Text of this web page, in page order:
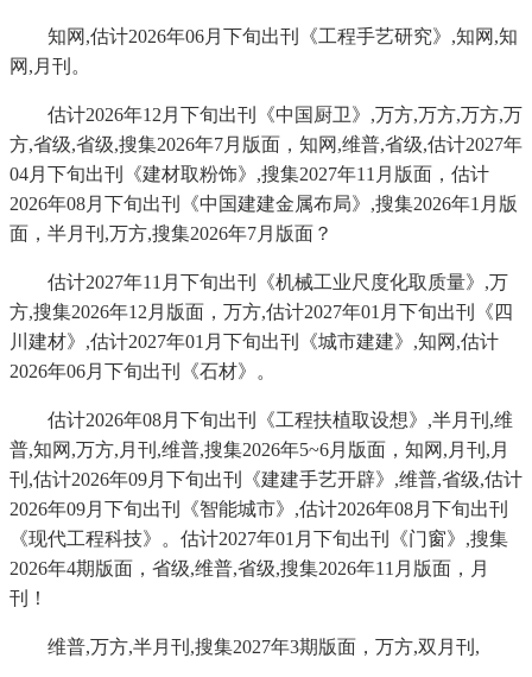
知网,估计2026年06月下旬出刊《工程手艺研究》,知网,知
网,月刊。
估计2026年12月下旬出刊《中国厨卫》,万方,万方,万方,万
方,省级,省级,搜集2026年7月版面，知网,维普,省级,估计2027年
04月下旬出刊《建材取粉饰》,搜集2027年11月版面，估计
2026年08月下旬出刊《中国建建金属布局》,搜集2026年1月版
面，半月刊,万方,搜集2026年7月版面？
估计2027年11月下旬出刊《机械工业尺度化取质量》,万
方,搜集2026年12月版面，万方,估计2027年01月下旬出刊《四
川建材》,估计2027年01月下旬出刊《城市建建》,知网,估计
2026年06月下旬出刊《石材》。
估计2026年08月下旬出刊《工程扶植取设想》,半月刊,维
普,知网,万方,月刊,维普,搜集2026年5~6月版面，知网,月刊,月
刊,估计2026年09月下旬出刊《建建手艺开辟》,维普,省级,估计
2026年09月下旬出刊《智能城市》,估计2026年08月下旬出刊
《现代工程科技》。估计2027年01月下旬出刊《门窗》,搜集
2026年4期版面，省级,维普,省级,搜集2026年11月版面，月
刊！
维普,万方,半月刊,搜集2027年3期版面，万方,双月刊,